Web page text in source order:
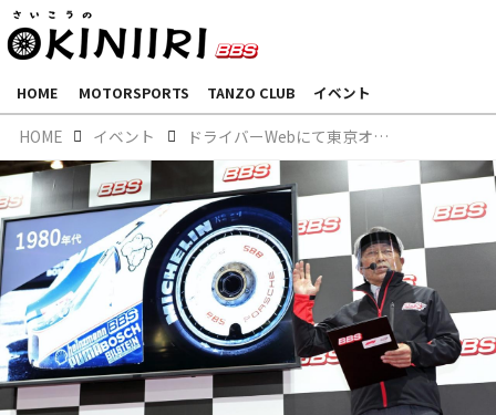
HOME MOTORSPORTS TANZO CLUB イベント
HOME イベント ドライバーWebにて東京オートサロン2022 出展ブースの様子をご紹介いただきました。